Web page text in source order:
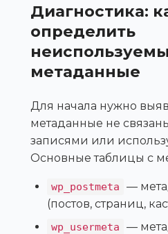
Диагностика:
определить
метаданные
Для начала нужно
метаданные не
записями или
Основные таблицы с
wp_postmeta
—
(постов, страниц,
wp_usermeta
—